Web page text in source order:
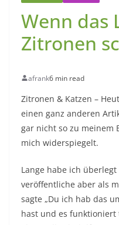
Wenn das
Zitronen
afrank6 min read
Zitronen & Katzen –
einen ganz anderen
gar nicht so zu meinem
mich widerspiegelt.
Lange habe ich
veröffentliche aber als
sagte „Du ich hab das
hast und es funktioniert